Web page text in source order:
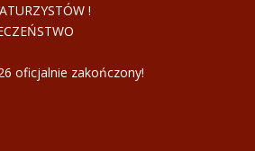
!
oficjalnie zakończony!